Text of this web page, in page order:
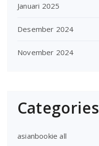
Januari 2025
Desember 2024
November 2024
Categories
asianbookie all